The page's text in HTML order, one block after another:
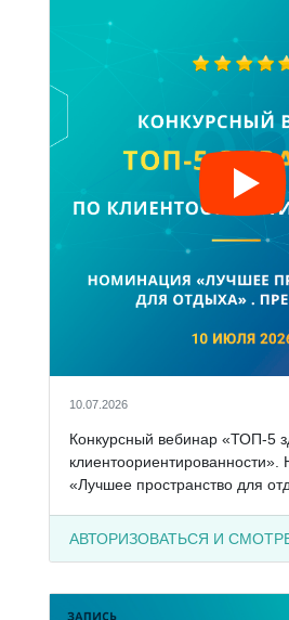
10.07.2026
Конкурсный вебинар «ТОП-5
«Лучшее пространство для
АВТОРИЗОВАТЬСЯ И